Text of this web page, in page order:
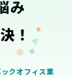
み
！
ックオフィス業